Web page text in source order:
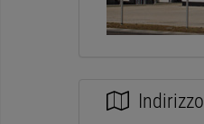
Indirizzo